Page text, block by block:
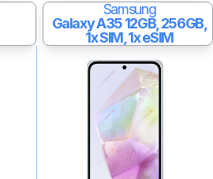
Samsung
Galaxy A3512GB, 256GB,
1x SIM, 1x eSIM